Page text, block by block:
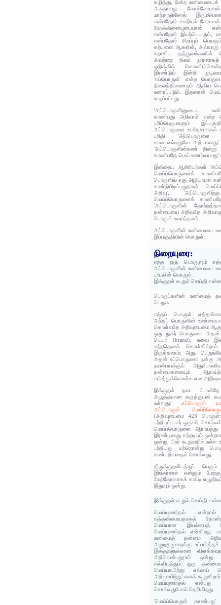
கழித்து, நின்ற உண்மையைக்
அஃதாவது
மாந்தரஞ்சேரல்
என்பதோர் சாதியும்
நோக்கினையுடையான்
என்பதோர் இயற்பெயரும்,
என்பதோர் சிறப்புப்
கற்பனை ஆகலின், அவ்வாறு
ஈறாகிய தத்துவங்களின்
அவற்றை நிலம்
ஒடுக்கிக்
இரண்டும் இன்றி
'எப்பொருள்' என்ற
நிலைத்திணையும் ஆகிய
உணரப்படும். இதனான்
கூறப்பட்டது.
'அப்பொருளினுடைய
காண்பது அறிவாம்' என்ற
பரிப்பெருமாளும்
அப்பொருளை உபதேசமாகக்
பரிதி. 'அப்பொருளை
காணவல்லதுவே அறிவானது'
'அப்பொருளின்கண்
காண்பதே மெய் உணர்வாவது'
இன்றைய ஆசிரியர்கள்
மெய்ப்பொருளைக்
பொருளில் எது அழியாமல்
கண்டுபிடிப்பதுதான்
அறிவு',
மெய்ப்பொருளைக்
'அப்பொருளின்
தன்மையை அறிவதே
பொருள் உரைத்தனர்.
அப்பொருளின் உண்மையை
இப்பகுதியின் பொருள்.
நிறையுரை:
எந்த ஒரு பொருளும்
அப்பொருளின் உண்மையை
பாடலின் பொருள்.
இக்குறள் கூறும் செய்தி
பொருட்களின் உண்மைத்
பெறுக.
எந்தப் பொருள்
அந்தப் பொருளின்
கொள்வதே அறிவுடைமை
ஒரு நுகர் பொருளை அதன்
பெயர் (brand), சுவை
ஏற்றதெனக்
இருக்கலாம்; அது.
அதன் உட்பொருளை நன்கு
நலன்பயக்கும்.
தன்மைகளையும்
எடுத்துக்கொள்க என அறிவுரை
இக்குறள் நடை போன்றே
அழுத்தமான கருத்துடன்
உள்ளது: எப்பொருள்
அப்பொருள்
(அறிவுடைமை 423
பற்றியும் யார் ஒருவர்
மெய்ப்பொருளை ஆராய்ந்து
இரண்டினது ஈற்றடியும்
ஒன்று, பிறர் கூறுவதில்
பற்றியது. மற்றொன்று
கண்டறிவதைச் சொல்வது.
திருக்குறளிடத்துப்
இங்கர்சால் என்னும்
மேற்கோளாகக் காட்டி
இதுவும் ஒன்று.
இக்குறள் கூறும் செய்தி
மெய்யுணர்தல்
எத்தன்மையதாகத்
மெய்யான இயல்பைத்
மெய்யுணர்தல் என்கிறது
உண்மைத் தன்மை
அணுகுமுறைக்கு
இக்குறளுக்கான
அறிவென்பதூஉம்
எவ்விடத்தும் ஒரு
மெய்யாயிற்று: எல்லாப்
அறிவாயிற்று' எனக்
மெய்யுணர்தல் என்பது
சொல்வதுபோல் தெரிகிறது.
'மெய்ப்பொருள் காண்பது'